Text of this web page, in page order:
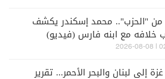
من "الحزب".. محمد إسكندر يكشف
خلافه مع ابنه فارس (فيديو)
إلى لبنان والبحر الأحمر... تقرير